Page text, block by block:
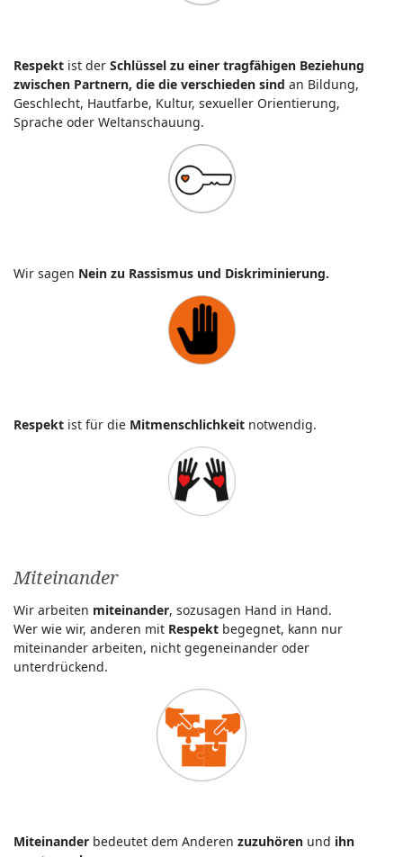
Respekt ist der Schlüssel zu einer tragfähigen Beziehung
zwischen Partnern, die die verschieden sind an Bildung,
Geschlecht, Hautfarbe, Kultur, sexueller Orientierung,
Sprache oder Weltanschauung.
Wir sagen Nein zu Rassismus und Diskriminierung.
Respekt ist für die Mitmenschlichkeit notwendig.
Miteinander
Wir arbeiten miteinander, sozusagen Hand in Hand.
Wer wie wir, anderen mit Respekt begegnet, kann nur
miteinander arbeiten, nicht gegeneinander oder
unterdrückend.
Miteinander bedeutet dem Anderen zuzuhören und ihn